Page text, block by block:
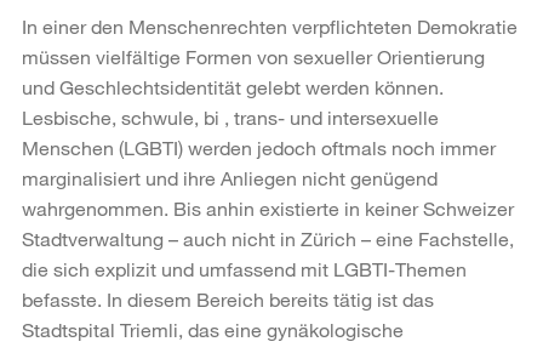
In einer den Menschenrechten verpflichteten Demokratie
müssen vielfältige Formen von sexueller Orientierung
und Geschlechtsidentität gelebt werden können.
Lesbische, schwule, bi , trans- und intersexuelle
Menschen (LGBTI) werden jedoch oftmals noch immer
marginalisiert und ihre Anliegen nicht genügend
wahrgenommen. Bis anhin existierte in keiner Schweizer
Stadtverwaltung – auch nicht in Zürich – eine Fachstelle,
die sich explizit und umfassend mit LGBTI-Themen
befasste. In diesem Bereich bereits tätig ist das
Stadtspital Triemli, das eine gynäkologische